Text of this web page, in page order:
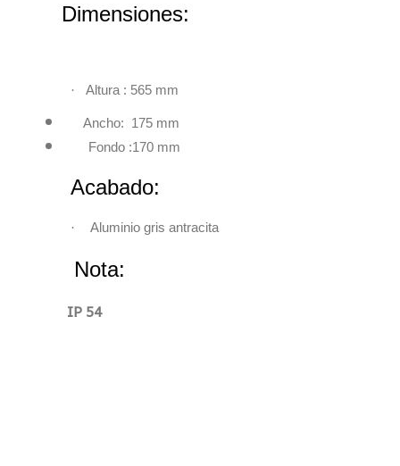
Dimensiones:
· Altura : 565 mm
Ancho: 175 mm
Fondo :170 mm
Acabado:
· Aluminio gris antracita
Nota:
IP 54